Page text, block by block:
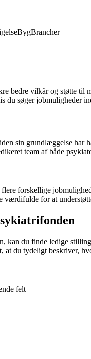
BygBrancher
bedre vilkår og støtte
du søger jobmuligheder
sin grundlæggelse
team af både
forskellige
for at
kan du finde ledige
at du tydeligt beskriver,
felt